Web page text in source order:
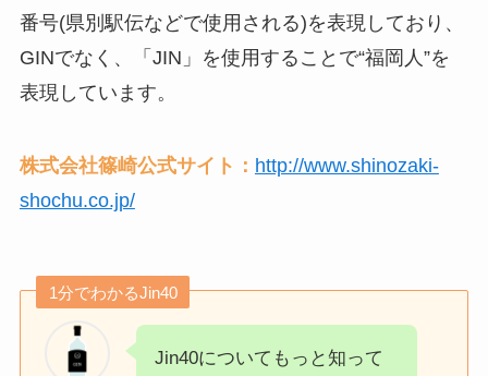
番号(県別駅伝などで使用される)を表現しており、
GINでなく、「JIN」を使用することで“福岡人”を
表現しています。
株式会社篠崎公式サイト： http://www.shinozaki-
shochu.co.jp/
1分でわかるJin40
Jin40についてもっと知って